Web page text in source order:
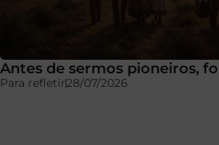
Antes de sermos pioneiros,
Para refletir28/07/2026